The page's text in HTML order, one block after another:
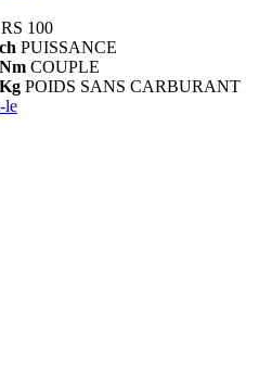
100
PUISSANCE
COUPLE
POIDS SANS CARBURANT
le